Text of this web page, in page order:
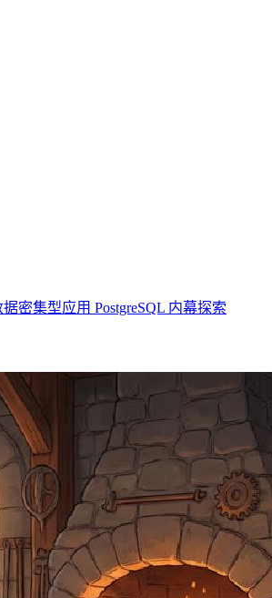
密集型应用 PostgreSQL 内幕探索